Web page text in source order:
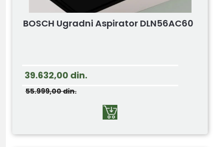
BOSCH Ugradni Aspirator DLN56AC60
39.632,00 din.
55.999,00din.